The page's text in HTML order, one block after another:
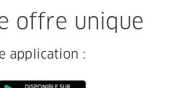
offre unique
application :